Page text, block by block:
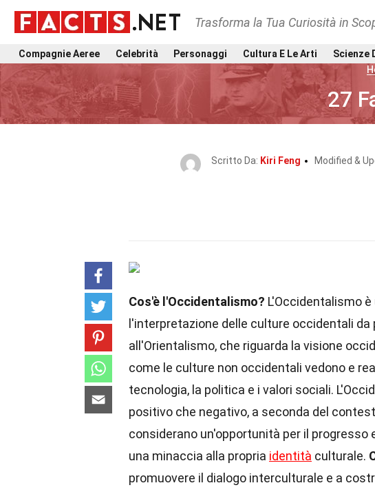
Trasforma la Tua Curiosità in
Compagnie Aeree Celebrità Personaggi Cultura E Le Arti Scienze
27
Scritto Da: Kiri Feng Modified &
Cos'è l'Occidentalismo? L'Occidentalismo
l'interpretazione delle culture occidentali
all'Orientalismo, che riguarda la visione
come le culture non occidentali vedono e
tecnologia, la politica e i valori sociali.
positivo che negativo, a seconda del
considerano un'opportunità per il progresso
una minaccia alla propria identità culturale.
promuovere il dialogo interculturale e a